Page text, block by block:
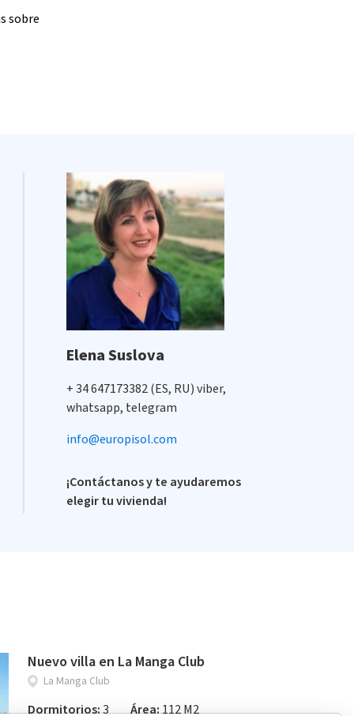
sobre
Elena Suslova
+ 34 647173382 (ES, RU) viber,
whatsapp, telegram
info@europisol.com
¡Contáctanos y te ayudaremos
elegir tu vivienda!
Nuevo villa en La Manga Club
La Manga Club
Dormitorios:3 Área:112 M2